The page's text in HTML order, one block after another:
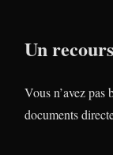
Un
Vous n’avez pas
documents